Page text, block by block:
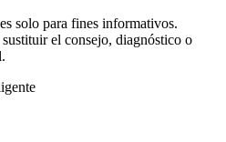
solo para fines informativos.
el consejo, diagnóstico o